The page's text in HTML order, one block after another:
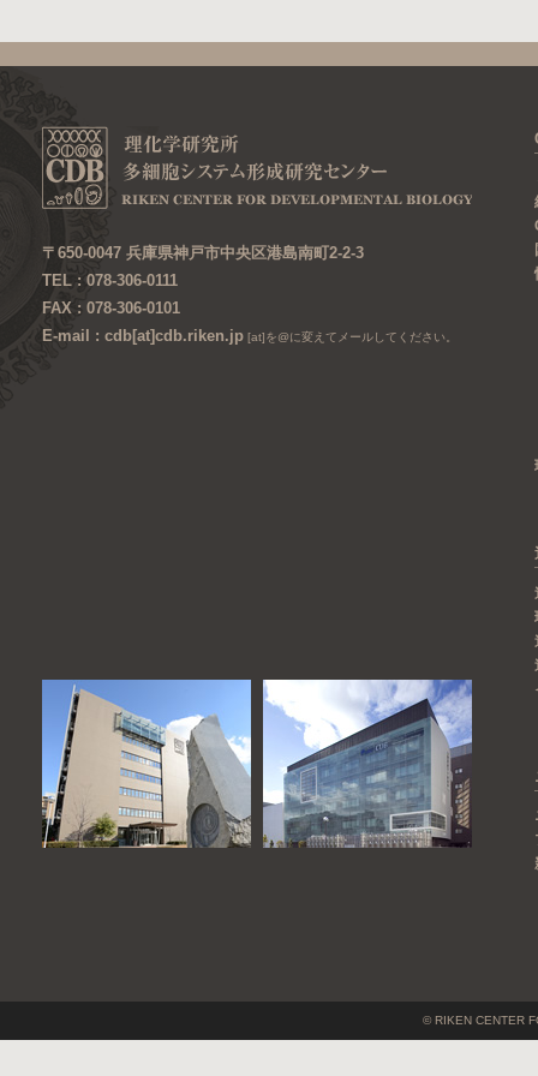
〒650-0047 兵庫県神戸市中央区港島南町2-2-3
TEL : 078-306-0111
FAX : 078-306-0101
E-mail : cdb[at]cdb.riken.jp [at]を@に変えてメールしてください。
© RIKEN CENTER